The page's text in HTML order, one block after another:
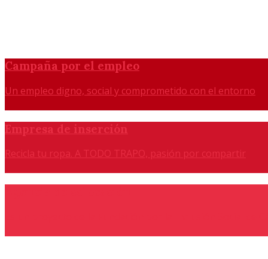
Campaña por el empleo
Un empleo digno, social y comprometido con el entorno
Empresa de inserción
Recicla tu ropa. A TODO TRAPO, pasión por compartir